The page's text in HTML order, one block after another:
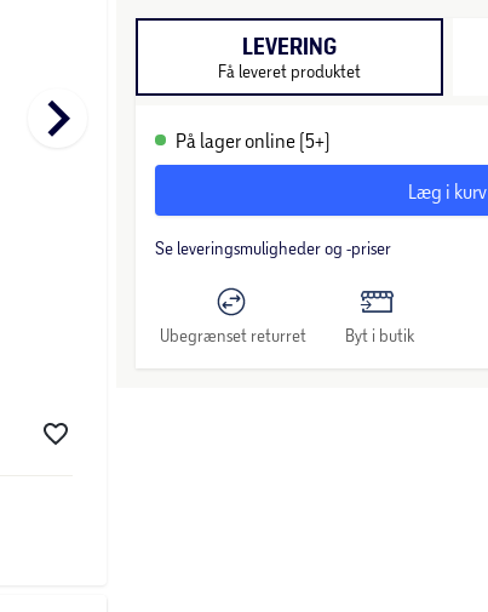
keyboard_arrow_right
LEVERING
Få leveret produktet
På lager online (5+)
Læg i kurv
Se leveringsmuligheder og -priser
Ubegrænset returret Byt i butik